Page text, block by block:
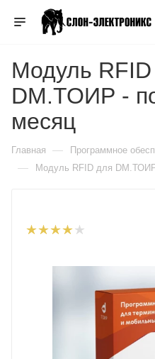
Модуль
DM.ТОИР -
месяц
Главная — Программное
— Модуль RFID для